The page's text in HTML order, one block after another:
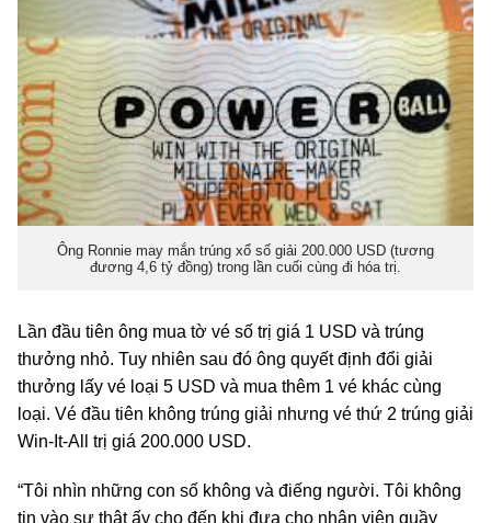
Ông Ronnie may mắn trúng xổ số giải 200.000 USD (tương
đương 4,6 tỷ đồng) trong lần cuối cùng đi hóa trị.
Lần đầu tiên ông mua tờ vé số trị giá 1 USD và trúng
thưởng nhỏ. Tuy nhiên sau đó ông quyết định đổi giải
thưởng lấy vé loại 5 USD và mua thêm 1 vé khác cùng
loại. Vé đầu tiên không trúng giải nhưng vé thứ 2 trúng giải
Win-It-All trị giá 200.000 USD.
“Tôi nhìn những con số không và điếng người. Tôi không
tin vào sự thật ấy cho đến khi đưa cho nhân viên quầy